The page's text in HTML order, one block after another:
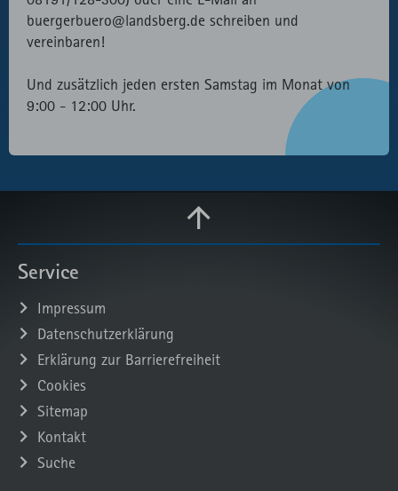
buergerbuero@landsberg.de schreiben und
vereinbaren!
Und zusätzlich jeden ersten Samstag im Monat von
9:00 - 12:00 Uhr.
Service
Impressum
Datenschutzerklärung
Erklärung zur Barrierefreiheit
Cookies
Sitemap
Kontakt
Suche